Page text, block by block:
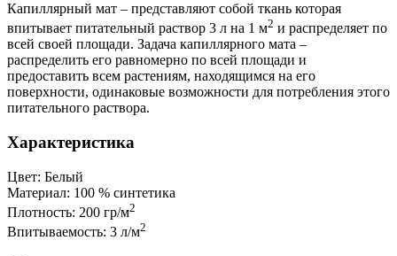
Капиллярный мат – представляют собой ткань которая
впитывает питательный раствор 3 л на 1 м2 и распределяет по
всей своей площади. Задача капиллярного мата –
распределить его равномерно по всей площади и
предоставить всем растениям, находящимся на его
поверхности, одинаковые возможности для потребления этого
питательного раствора.
Характеристика
Цвет: Белый
Материал: 100 % синтетика
Плотность: 200 гр/м2
Впитываемость: 3 л/м2